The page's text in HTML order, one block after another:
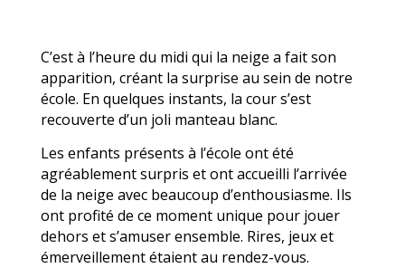
C’est à l’heure du midi qui la neige a fait son
apparition, créant la surprise au sein de notre
école. En quelques instants, la cour s’est
recouverte d’un joli manteau blanc.
Les enfants présents à l’école ont été
agréablement surpris et ont accueilli l’arrivée
de la neige avec beaucoup d’enthousiasme. Ils
ont profité de ce moment unique pour jouer
dehors et s’amuser ensemble. Rires, jeux et
émerveillement étaient au rendez-vous.